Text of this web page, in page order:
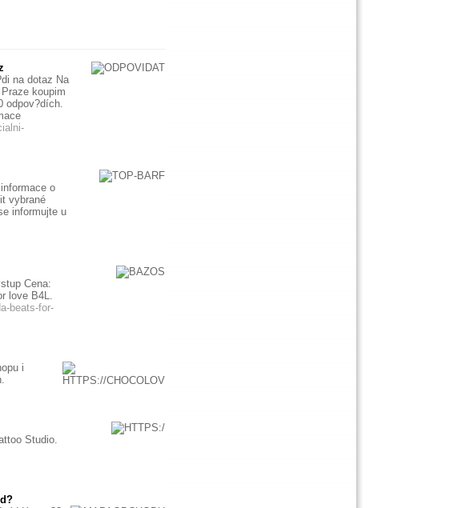
na dotaz Na
koupim
odpov?dích.
o
vybrané
informujte u
Cena:
love B4L.
beats-for-
i
Studio.